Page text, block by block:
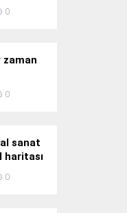
0
zaman
0
sanat
haritası
0